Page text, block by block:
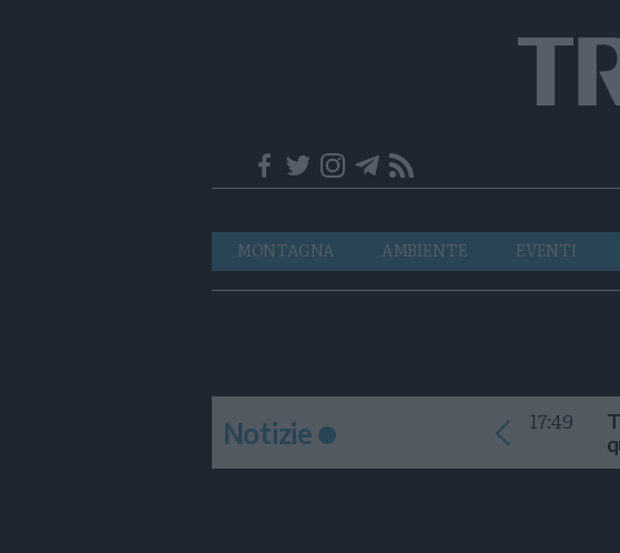
Navigazione
principale
MONTAGNA AMBIENTE EVENTI
Notizie 17:49